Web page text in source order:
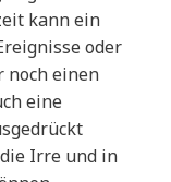
kann ein
oder
noch einen
eine
Irre und in